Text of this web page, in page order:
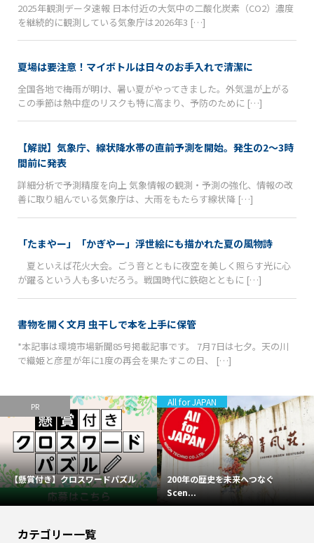
2025年観測データ速報 日本付近の大気中の二酸化炭素（CO2）濃度
を継続的に観測している気象庁は2026年3 […]
夏場は要注意！マイボトルは日々のお手入れで清潔に
全国各地で梅雨が明け、暑い夏がやってきました。外気温が上がる
この季節は熱中症のリスクも特に高まり、予防のために […]
【解説】気象庁、線状降水帯の直前予測を開始。発生の2〜3時
間前に発表
詳細分析で予測精度を向上 気象情報の観測・予測の強化、情報の改
善に取り組んでいる気象庁は、大雨をもたらす線状降 […]
「たまやー」「かぎやー」浮世絵にも描かれた夏の風物詩
夏といえば花火大会。ごう音とともに夜空を美しく照らす光に心
が躍るという人も多いだろう。戦国時代に鉄砲とともに […]
書物を開く文月 虫干しで本を上手に保管
*本記事は環境市場新聞85号掲載記事です。 7月7日は七夕。天の川
で織姫と彦星が年に1度の再会を果たすこの日、 […]
PR
【懸賞付き】クロスワードパズル
All for JAPAN
200年の歴史を未来へつなぐ
Scen...
カテゴリー一覧